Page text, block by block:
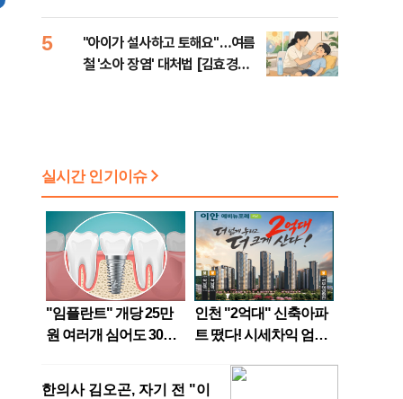
5
"아이가 설사하고 토해요"…여름
철 '소아 장염' 대처법 [김효경의